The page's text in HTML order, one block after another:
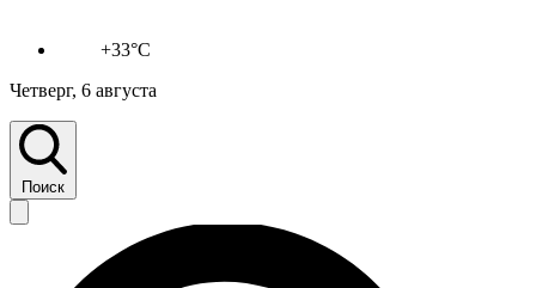
+33°C
Четверг, 6 августа
Поиск